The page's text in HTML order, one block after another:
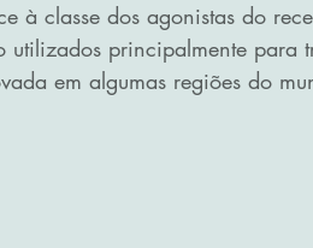
à classe dos agonistas do
utilizados principalmente para
em algumas regiões do